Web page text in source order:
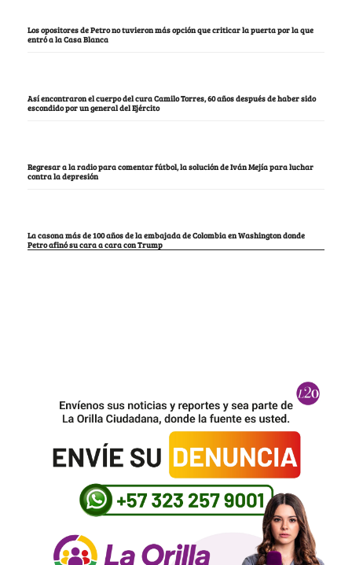
Los opositores de Petro no tuvieron más opción que criticar la puerta por la que
entró a la Casa Blanca
Así encontraron el cuerpo del cura Camilo Torres, 60 años después de haber sido
escondido por un general del Ejército
Regresar a la radio para comentar fútbol, la solución de Iván Mejía para luchar
contra la depresión
La casona más de 100 años de la embajada de Colombia en Washington donde
Petro afinó su cara a cara con Trump